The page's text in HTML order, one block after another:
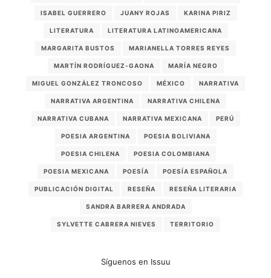
ISABEL GUERRERO JUANY ROJAS KARINA PIRIZ
LITERATURA LITERATURA LATINOAMERICANA
MARGARITA BUSTOS MARIANELLA TORRES REYES
MARTÍN RODRÍGUEZ-GAONA MARÍA NEGRO
MIGUEL GONZÁLEZ TRONCOSO MÉXICO NARRATIVA
NARRATIVA ARGENTINA NARRATIVA CHILENA
NARRATIVA CUBANA NARRATIVA MEXICANA PERÚ
POESIA ARGENTINA POESIA BOLIVIANA
POESIA CHILENA POESIA COLOMBIANA
POESIA MEXICANA POESÍA POESÍA ESPAÑOLA
PUBLICACIÓN DIGITAL RESEÑA RESEÑA LITERARIA
SANDRA BARRERA ANDRADA
SYLVETTE CABRERA NIEVES TERRITORIO
Síguenos en Issuu